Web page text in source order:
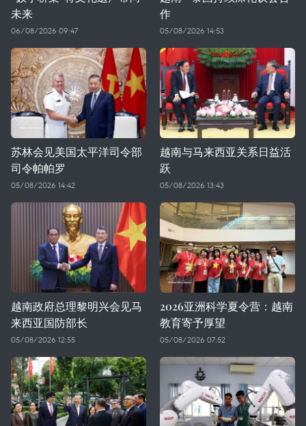
未来
06/08/2026 09:47
作
05/08/2026 14:53
苏林会见美国太平洋司令部
司令帕帕罗
05/08/2026 14:42
越南与马来西亚关系日益活
跃
05/08/2026 13:43
越南政府总理黎明兴会见马
来西亚国防部长
05/08/2026 12:55
2026亚洲科学夏令营：越南
教育寄予厚望
05/08/2026 07:52